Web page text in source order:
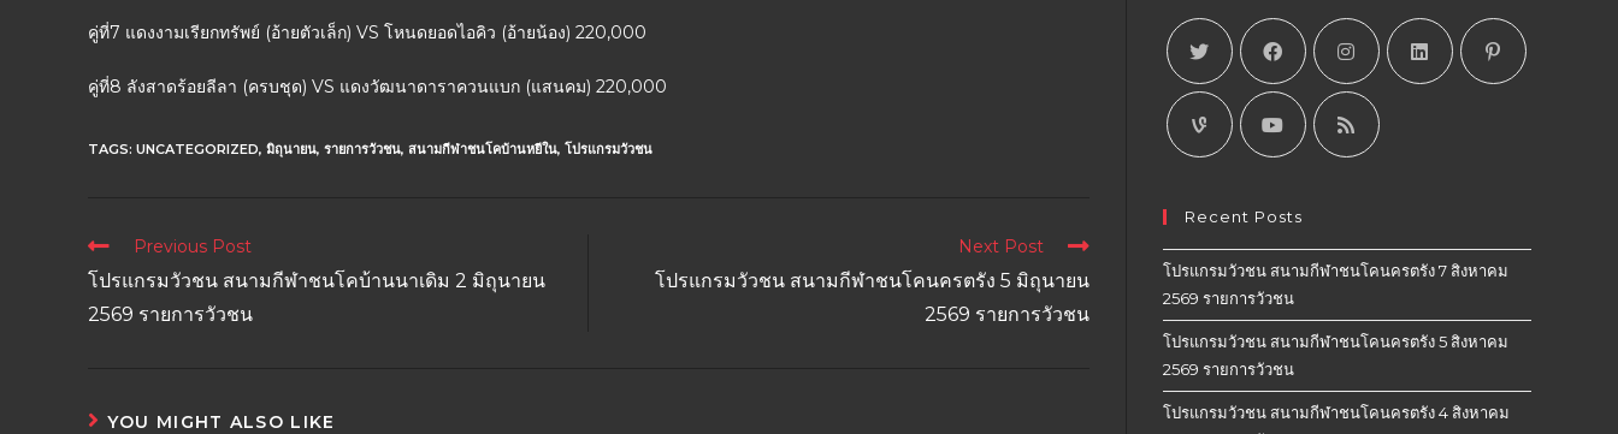
คู่ที่7 แดงงามเรียกทรัพย์ (อ้ายตัวเล็ก) VS โหนดยอดไอคิว (อ้ายน้อง) 220,000
คู่ที่8 ลังสาดร้อยลีลา (ครบชุด) VS แดงวัฒนาดาราควนแบก (แสนคม) 220,000
TAGS: UNCATEGORIZED, มิถุนายน, รายการวัวชน, สนามกีฬาชนโคบ้านหยีใน, โปรแกรมวัวชน
Previous Post
โปรแกรมวัวชน สนามกีฬาชนโคบ้านนาเดิม 2 มิถุนายน
2569 รายการวัวชน
Next Post
โปรแกรมวัวชน สนามกีฬาชนโคนครตรัง 5 มิถุนายน
2569 รายการวัวชน
YOU MIGHT ALSO LIKE
Recent Posts
โปรแกรมวัวชน สนามกีฬาชนโคนครตรัง 7 สิงหาคม
2569 รายการวัวชน
โปรแกรมวัวชน สนามกีฬาชนโคนครตรัง 5 สิงหาคม
2569 รายการวัวชน
โปรแกรมวัวชน สนามกีฬาชนโคนครตรัง 4 สิงหาคม